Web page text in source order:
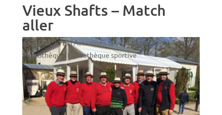
Vieux Shafts – Match
aller
25, Avr, 2016|Actualités Sportives,Le sport,
Photothèque, Photothèque sportive